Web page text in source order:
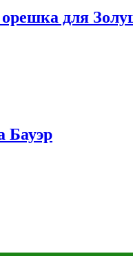
для
Бауэр